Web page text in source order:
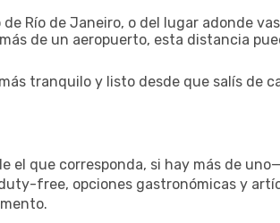
Río de Janeiro, o del lugar adonde
de un aeropuerto, esta distancia
tranquilo y listo desde que salís de
el que corresponda, si hay más de
free, opciones gastronómicas y